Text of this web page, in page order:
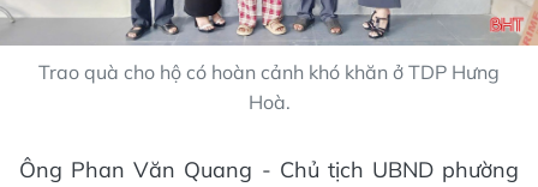
Trao quà cho hộ có hoàn cảnh khó khăn ở TDP Hưng
Hoà.
Ông Phan Văn Quang - Chủ tịch UBND phường